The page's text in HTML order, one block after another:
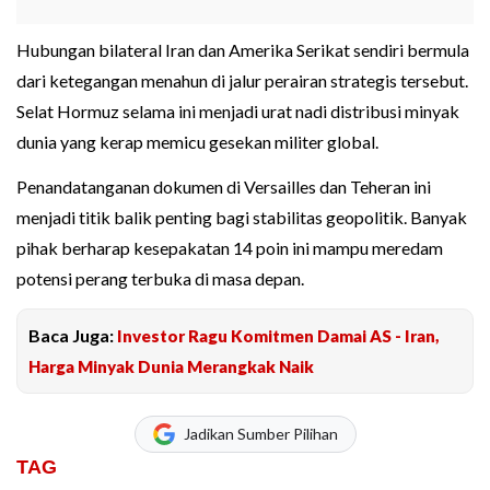
Hubungan bilateral Iran dan Amerika Serikat sendiri bermula
dari ketegangan menahun di jalur perairan strategis tersebut.
Selat Hormuz selama ini menjadi urat nadi distribusi minyak
dunia yang kerap memicu gesekan militer global.
Penandatanganan dokumen di Versailles dan Teheran ini
menjadi titik balik penting bagi stabilitas geopolitik. Banyak
pihak berharap kesepakatan 14 poin ini mampu meredam
potensi perang terbuka di masa depan.
Baca Juga: Investor Ragu Komitmen Damai AS - Iran,
Harga Minyak Dunia Merangkak Naik
Jadikan Sumber Pilihan
TAG